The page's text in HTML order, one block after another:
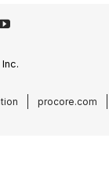
procore.com